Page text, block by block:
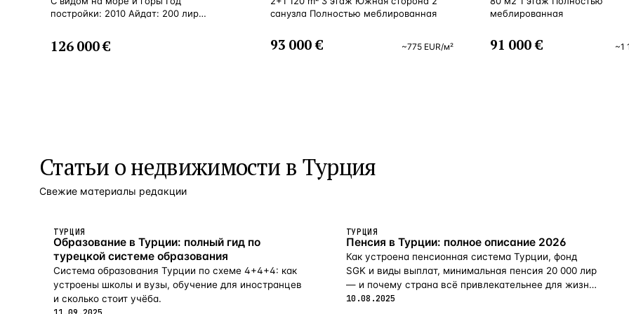
постройки: 2010 Айдат: 200 лир
126 000 €
санузла Полностью меблированная
93 000 € ~775 EUR/м²
меблированная
91 000 € ~1
Статьи онедвижимости в Турция
Свежие материалы редакции
ТУРЦИЯ
Образование в Турции: полный гид по
турецкой системе образования
Система образования Турции по схеме 4+4+4: как
устроены школы и вузы, обучение для иностранцев
и сколько стоит учёба.
ТУРЦИЯ
Пенсия в Турции: полное описание 2026
Как устроена пенсионная система Турции, фонд
SGK и виды выплат, минимальная пенсия 20 000 лир
— и почему страна всё привлекательнее для жизни
на пенсии в 2026-м.
10.08.2025